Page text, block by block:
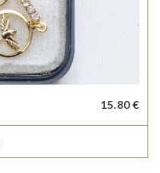
15.80 €